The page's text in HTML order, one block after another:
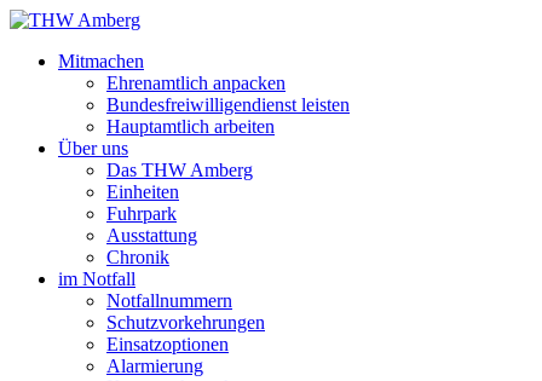
Mitmachen
Ehrenamtlich anpacken
Bundesfreiwilligendienst leisten
Hauptamtlich arbeiten
Über uns
Das THW Amberg
Einheiten
Fuhrpark
Ausstattung
Chronik
im Notfall
Notfallnummern
Schutzvorkehrungen
Einsatzoptionen
Alarmierung